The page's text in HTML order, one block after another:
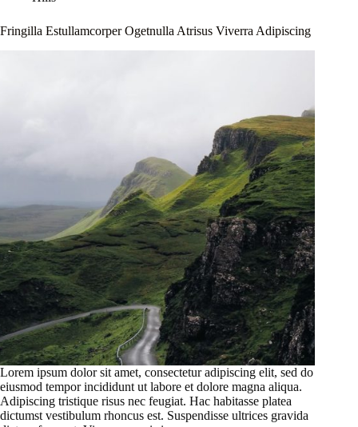
Fringilla Estullamcorper Ogetnulla Atrisus Viverra Adipiscing
Lorem ipsum dolor sit amet, consectetur adipiscing elit, sed do
eiusmod tempor incididunt ut labore et dolore magna aliqua.
Adipiscing tristique risus nec feugiat. Hac habitasse platea
dictumst vestibulum rhoncus est. Suspendisse ultrices gravida